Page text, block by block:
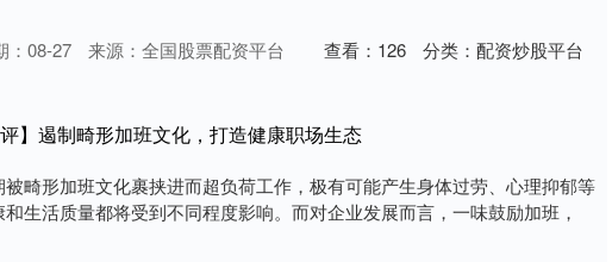
：08-27 来源：全国股票配资平台 查看： 126 分类： 配资炒股平台
】遏制畸形加班文化，打造健康职场生态
畸形加班文化裹挟进而超负荷工作，极有可能产生身体过劳、心理抑郁等
生活质量都将受到不同程度影响。而对企业发展而言，一味鼓励加班，